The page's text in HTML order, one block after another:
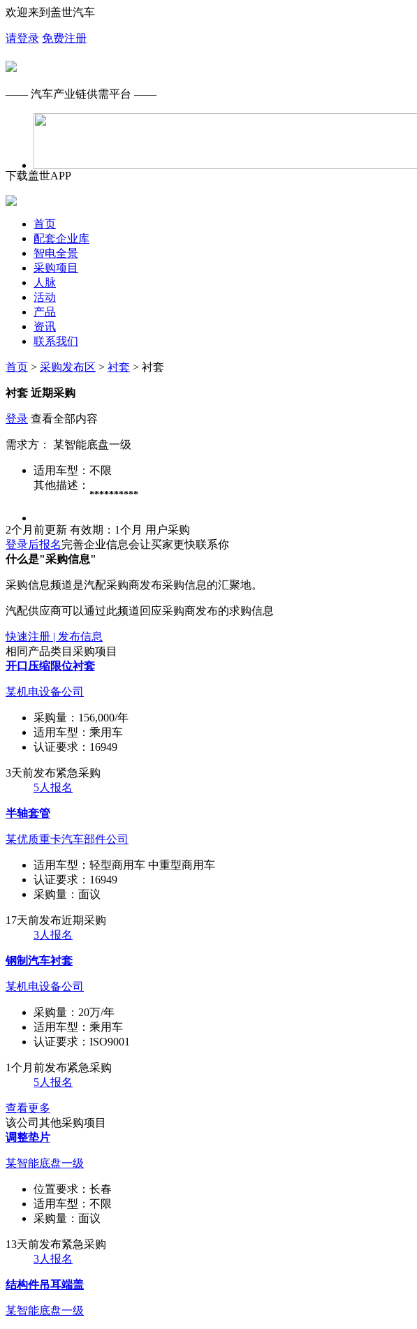
欢迎来到盖世汽车
请登录 免费注册
—— 汽车产业链供需平台 ——
下载盖世APP
首页
配套企业库
智电全景
采购项目
人脉
活动
产品
资讯
联系我们
首页 > 采购发布区 > 衬套 > 衬套
衬套 近期采购
登录 查看全部内容
需求方： 某智能底盘一级
适用车型： 不限
其他描述：
**********
2个月前更新 有效期：1个月 用户采购
登录后报名完善企业信息会让买家更快联系你
什么是"采购信息"
采购信息频道是汽配采购商发布采购信息的汇聚地。
汽配供应商可以通过此频道回应采购商发布的求购信息
快速注册 | 发布信息
相同产品类目采购项目
开口压缩限位衬套
某机电设备公司
采购量： 156,000/年
适用车型： 乘用车
认证要求： 16949
3天前发布紧急采购
5人报名
半轴套管
某优质重卡汽车部件公司
适用车型： 轻型商用车 中重型商用车
认证要求： 16949
采购量： 面议
17天前发布近期采购
3人报名
钢制汽车衬套
某机电设备公司
采购量： 20万/年
适用车型： 乘用车
认证要求： ISO9001
1个月前发布紧急采购
5人报名
查看更多
该公司其他采购项目
调整垫片
某智能底盘一级
位置要求： 长春
适用车型： 不限
采购量： 面议
13天前发布紧急采购
3人报名
结构件吊耳端盖
某智能底盘一级